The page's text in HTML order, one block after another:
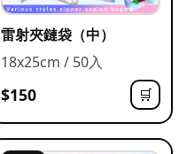
雷射夾鏈袋（中）
18x25cm / 50入
$150 🛒